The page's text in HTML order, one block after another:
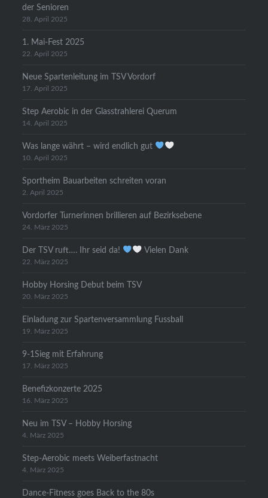
der Senioren
28. April 2025
1. Mai-Fest 2025
22. April 2025
Neue Spartenleitung im TSV Vordorf
17. April 2025
Step Aerobic in der Glasstrahlerei Querum
14. April 2025
Was lange währt – wird endlich gut
10. April 2025
Sportheim Bauarbeiten schreiten voran
2. April 2025
Vordorfer Turnerinnen brillieren auf Bezirksebene
24. März 2025
Der TSV ruft…. Ihr seid da! Vielen Dank
22. März 2025
Hobby Horsing Debut beim TSV
20. März 2025
Einladung zur Spartenversammlung Fussball
19. März 2025
9-1Sieg mit Erfahrung
17. März 2025
Benefizkonzerte 2025
16. März 2025
Neu im TSV – Hobby Horsing
4. März 2025
Step-Aerobic meets Weiberfastnacht
4. März 2025
Dance-Fitness goes Back to the 80s